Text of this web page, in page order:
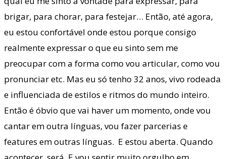
brigar, para chorar, para festejar… Então, até agora,
eu estou confortável onde estou porque consigo
realmente expressar o que eu sinto sem me
preocupar com a forma como vou articular, como vou
pronunciar etc. Mas eu só tenho 32 anos, vivo rodeada
e influenciada de estilos e ritmos do mundo inteiro.
Então é óbvio que vai haver um momento, onde vou
cantar em outra línguas, vou fazer parcerias e
features em outras línguas. E estou aberta. Quando